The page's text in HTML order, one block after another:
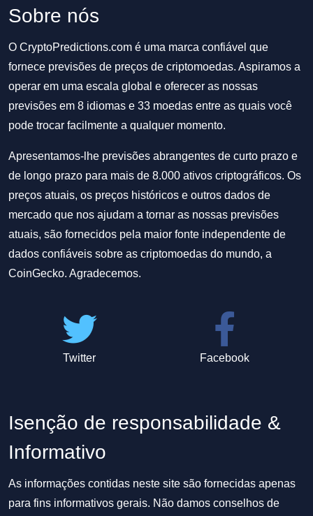
Sobre nós
O CryptoPredictions.com é uma marca confiável que
fornece previsões de preços de criptomoedas. Aspiramos a
operar em uma escala global e oferecer as nossas
previsões em 8 idiomas e 33 moedas entre as quais você
pode trocar facilmente a qualquer momento.
Apresentamos-lhe previsões abrangentes de curto prazo e
de longo prazo para mais de 8.000 ativos criptográficos. Os
preços atuais, os preços históricos e outros dados de
mercado que nos ajudam a tornar as nossas previsões
atuais, são fornecidos pela maior fonte independente de
dados confiáveis sobre as criptomoedas do mundo, a
CoinGecko. Agradecemos.
Twitter Facebook
Isenção de responsabilidade &
Informativo
As informações contidas neste site são fornecidas apenas
para fins informativos gerais. Não damos conselhos de